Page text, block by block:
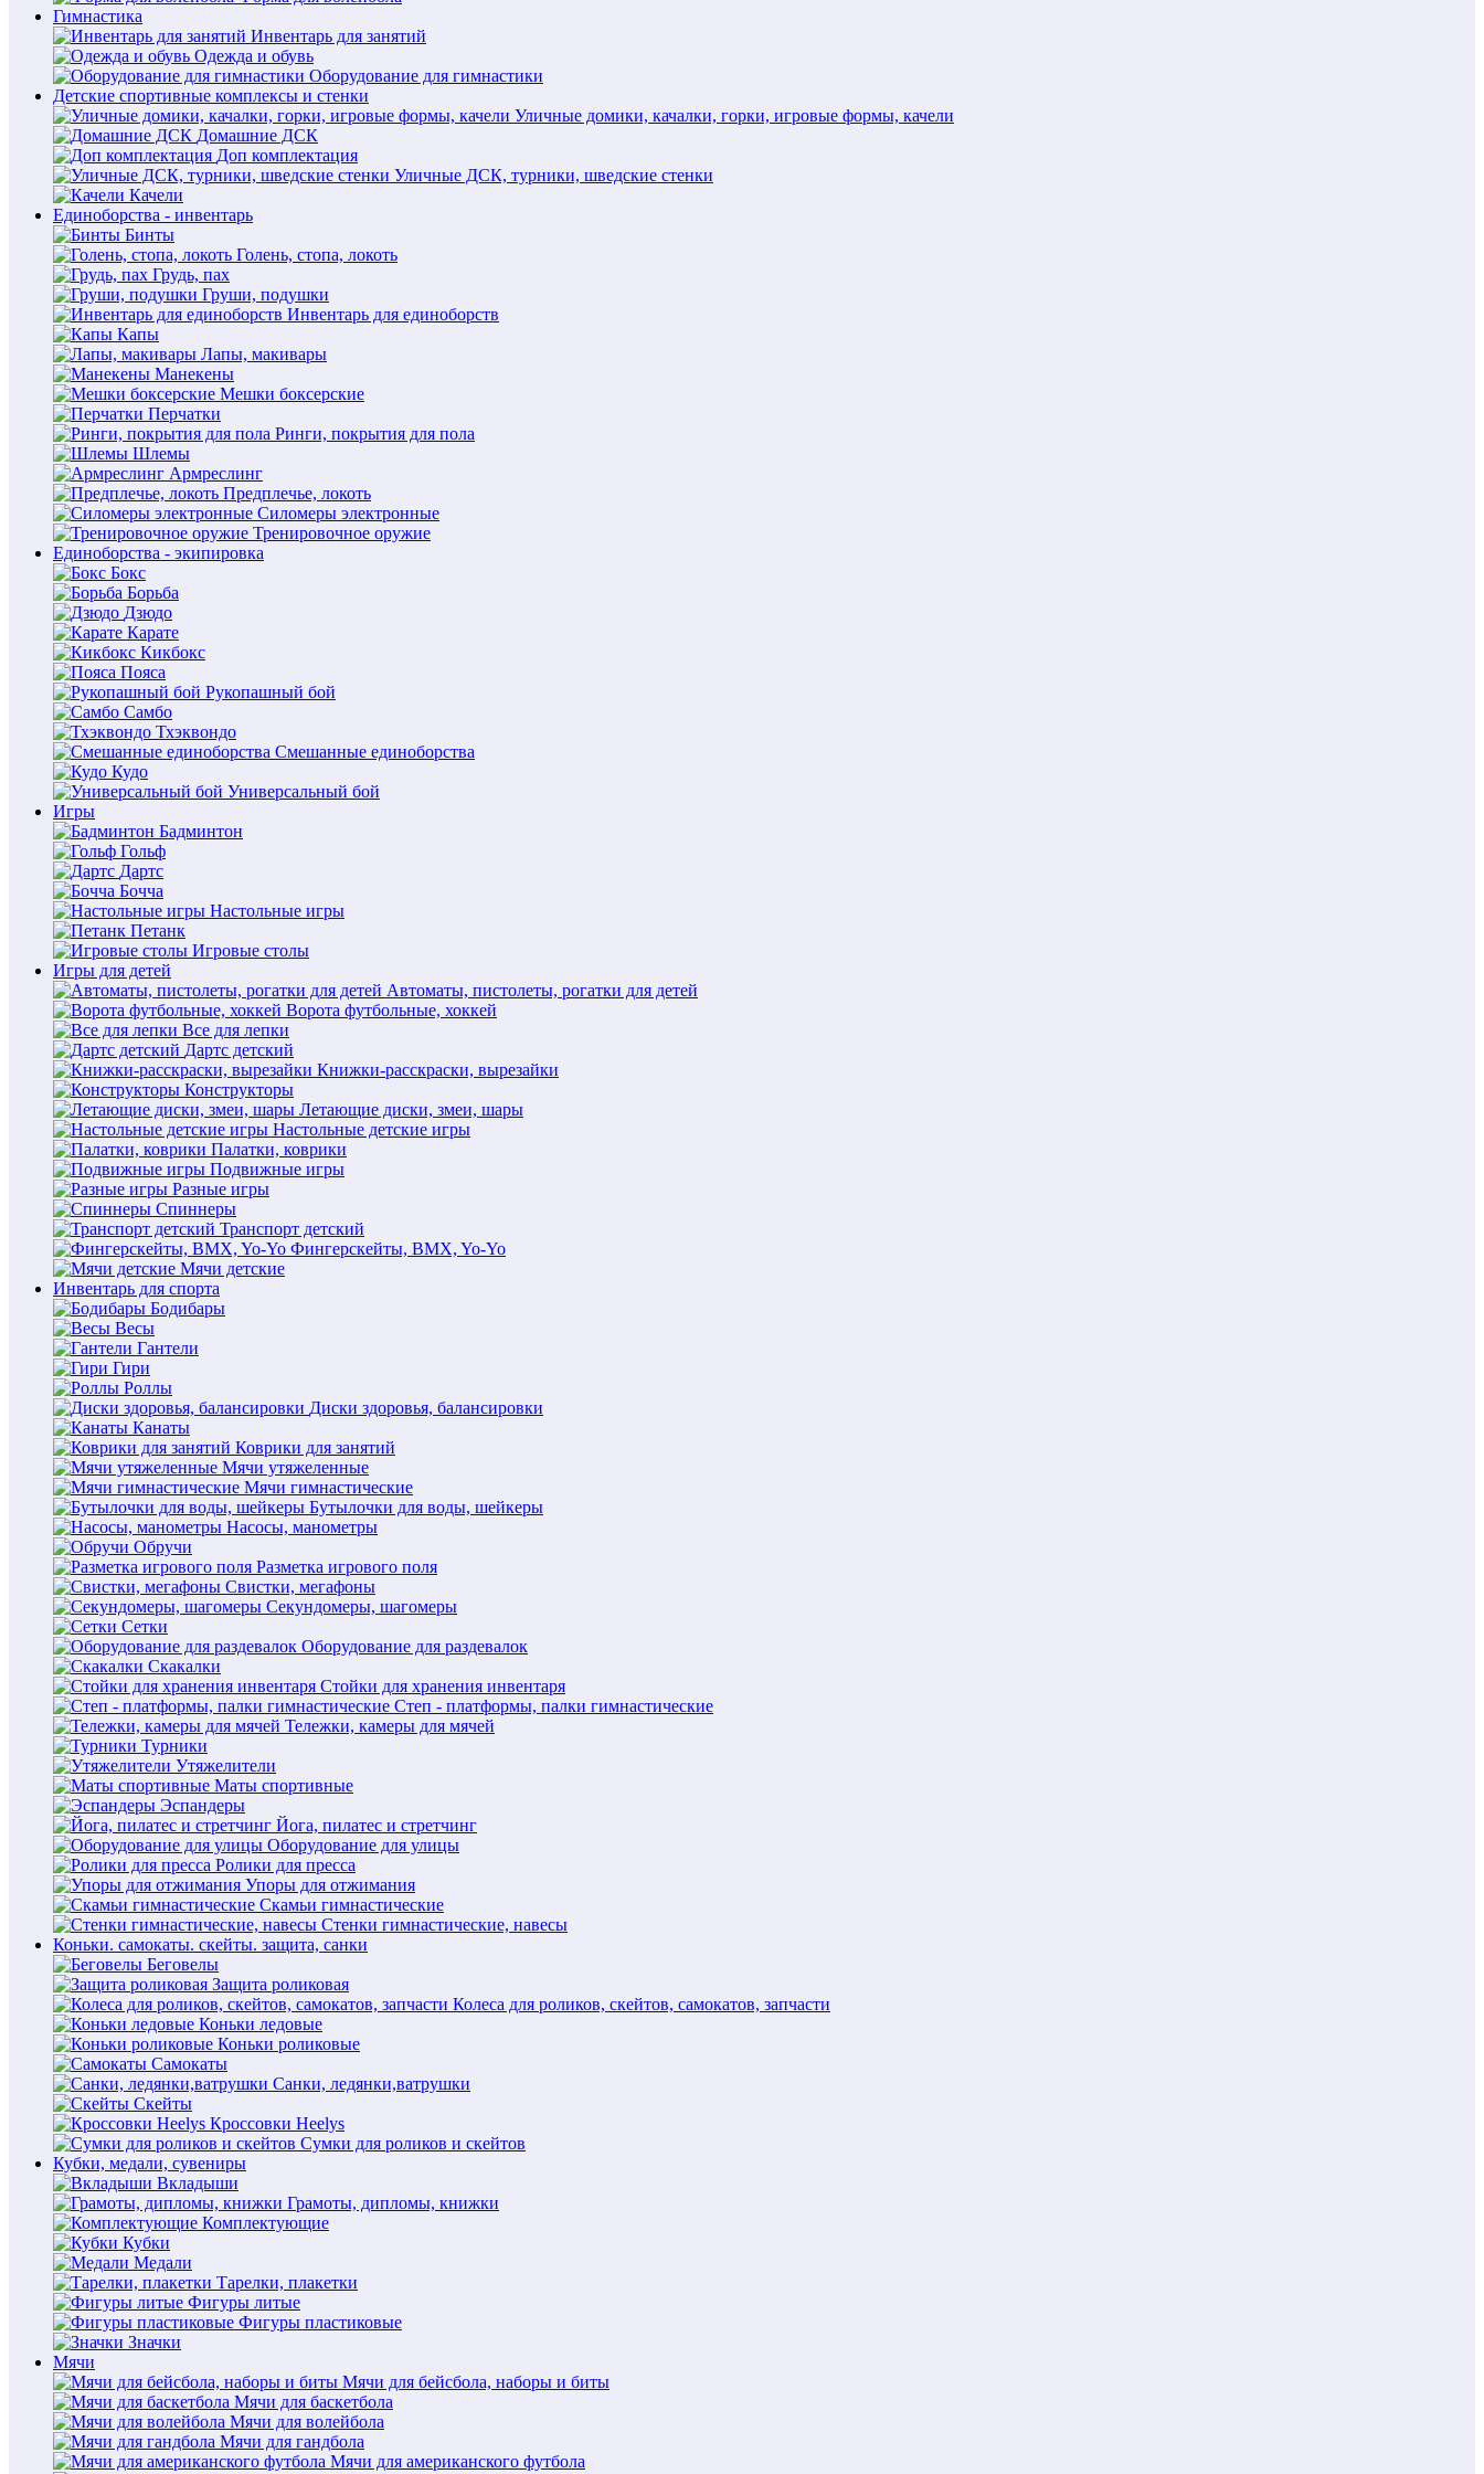
Гимнастика
Инвентарь для занятий
Одежда и обувь
Оборудование для гимнастики
Детские спортивные комплексы и стенки
Уличные домики, качалки, горки, игровые формы, качели
Домашние ДСК
Доп комплектация
Уличные ДСК, турники, шведские стенки
Качели
Единоборства - инвентарь
Бинты
Голень, стопа, локоть
Грудь, пах
Груши, подушки
Инвентарь для единоборств
Капы
Лапы, макивары
Манекены
Мешки боксерские
Перчатки
Ринги, покрытия для пола
Шлемы
Армреслинг
Предплечье, локоть
Силомеры электронные
Тренировочное оружие
Единоборства - экипировка
Бокс
Борьба
Дзюдо
Карате
Кикбокс
Пояса
Рукопашный бой
Самбо
Тхэквондо
Смешанные единоборства
Кудо
Универсальный бой
Игры
Бадминтон
Гольф
Дартс
Бочча
Настольные игры
Петанк
Игровые столы
Игры для детей
Автоматы, пистолеты, рогатки для детей
Ворота футбольные, хоккей
Все для лепки
Дартс детский
Книжки-расскраски, вырезайки
Конструкторы
Летающие диски, змеи, шары
Настольные детские игры
Палатки, коврики
Подвижные игры
Разные игры
Спиннеры
Транспорт детский
Фингерскейты, BMX, Yo-Yo
Мячи детские
Инвентарь для спорта
Бодибары
Весы
Гантели
Гири
Роллы
Диски здоровья, балансировки
Канаты
Коврики для занятий
Мячи утяжеленные
Мячи гимнастические
Бутылочки для воды, шейкеры
Насосы, манометры
Обручи
Разметка игрового поля
Свистки, мегафоны
Секундомеры, шагомеры
Сетки
Оборудование для раздевалок
Скакалки
Стойки для хранения инвентаря
Степ - платформы, палки гимнастические
Тележки, камеры для мячей
Турники
Утяжелители
Маты спортивные
Эспандеры
Йога, пилатес и стретчинг
Оборудование для улицы
Ролики для пресса
Упоры для отжимания
Скамьи гимнастические
Стенки гимнастические, навесы
Коньки. самокаты. скейты. защита, санки
Беговелы
Защита роликовая
Колеса для роликов, скейтов, самокатов, запчасти
Коньки ледовые
Коньки роликовые
Самокаты
Санки, ледянки,ватрушки
Скейты
Кроссовки Heelys
Сумки для роликов и скейтов
Кубки, медали, сувениры
Вкладыши
Грамоты, дипломы, книжки
Комплектующие
Кубки
Медали
Тарелки, плакетки
Фигуры литые
Фигуры пластиковые
Значки
Мячи
Мячи для бейсбола, наборы и биты
Мячи для баскетбола
Мячи для волейбола
Мячи для гандбола
Мячи для американского футбола